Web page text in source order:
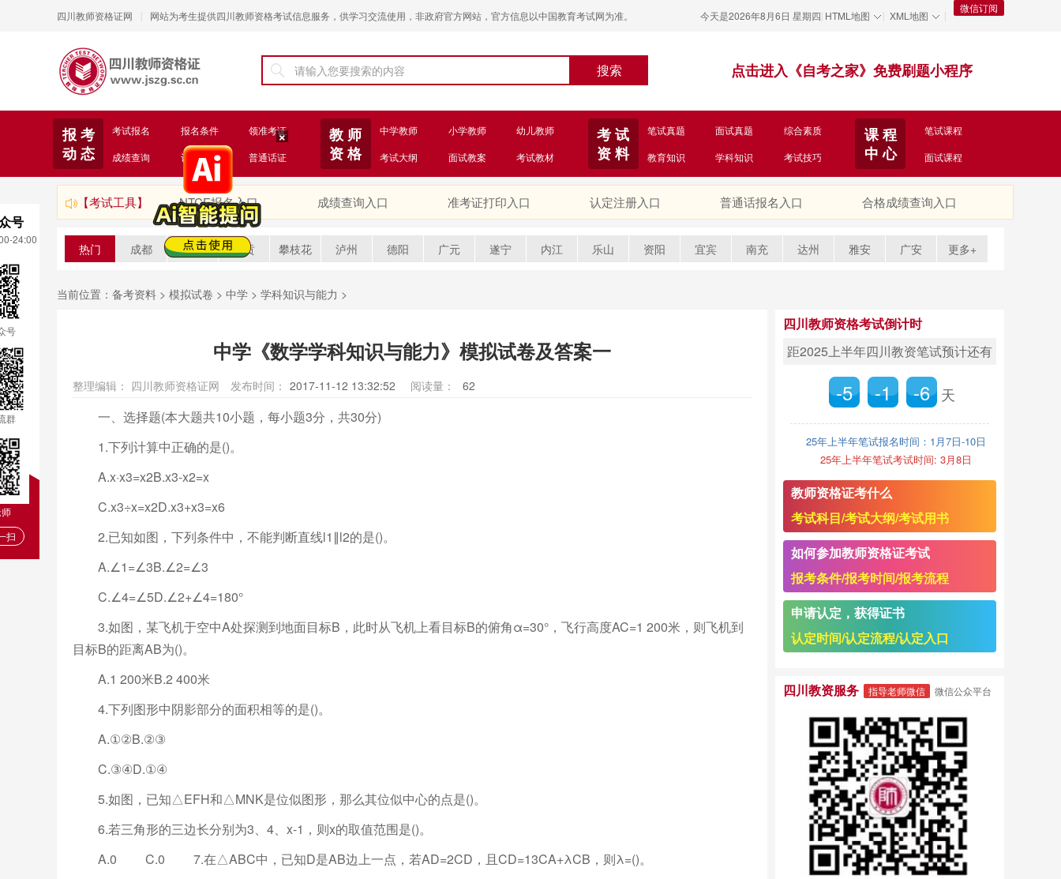
四川教师资格证网 网站为考生提供四川教师资格考试信息服务，供学习交流使用，非政府官方网站，官方信息以中国教育考试网为准。 今天是2026年8月6日 星期四 HTML地图 XML地图
微信订阅
号
24:00
号
群
扫
点击进入《自考之家》免费刷题小程序
报 考
动 态
考试报名 报名条件
领准考证
成绩查询
认定注册 普通话证
教 师
资 格
中学教师 小学教师
幼儿教师
考试大纲
面试教案 考试教材
考 试
资 料
笔试真题 面试真题
综合素质
教育知识
学科知识 考试技巧
课 程
中 心
笔试课程
面试课程
【考试工具】 NTCE报名入口 成绩查询入口 准考证打印入口 认定注册入口 普通话报名入口 合格成绩查询入口
热门 成都 绵阳 自贡 攀枝花 泸州 德阳 广元 遂宁 内江 乐山 资阳 宜宾 南充 达州 雅安 广安 更多+
当前位置： 备考资料 > 模拟试卷 > 中学 > 学科知识与能力 >
中学《数学学科知识与能力》模拟试卷及答案一
整理编辑： 四川教师资格证网 发布时间： 2017-11-12 13:32:52 阅读量： 62
一、选择题(本大题共10小题，每小题3分，共30分)
1.下列计算中正确的是()。
A.x·x3=x2B.x3-x2=x
C.x3÷x=x2D.x3+x3=x6
2.已知如图，下列条件中，不能判断直线l1∥l2的是()。
A.∠1=∠3B.∠2=∠3
C.∠4=∠5D.∠2+∠4=180°
3.如图，某飞机于空中A处探测到地面目标B，此时从飞机上看目标B的俯角α=30°，飞行高度AC=1 200米，则飞机到
目标B的距离AB为()。
A.1 200米B.2 400米
4.下列图形中阴影部分的面积相等的是()。
A.①②B.②③
C.③④D.①④
5.如图，已知△EFH和△MNK是位似图形，那么其位似中心的点是()。
6.若三角形的三边长分别为3、4、x-1，则x的取值范围是()。
A.0 C.0 7.在△ABC中，已知D是AB边上一点，若AD=2CD，且CD=13CA+λCB，则λ=()。
四川教师资格考试倒计时
距2025上半年四川教资笔试预计还有
-5 -1 -6 天
25年上半年笔试报名时间：1月7日-10日
25年上半年笔试考试时间: 3月8日
教师资格证考什么
考试科目/考试大纲/考试用书
如何参加教师资格证考试
报考条件/报考时间/报考流程
申请认定，获得证书
认定时间/认定流程/认定入口
四川教资服务 指导老师微信 微信公众平台